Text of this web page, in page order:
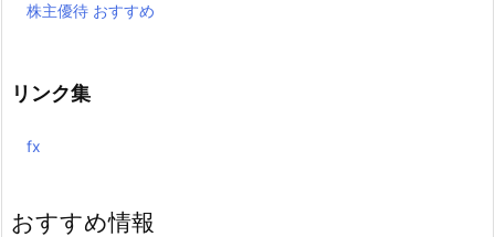
株主優待 おすすめ
リンク集
fx
おすすめ情報